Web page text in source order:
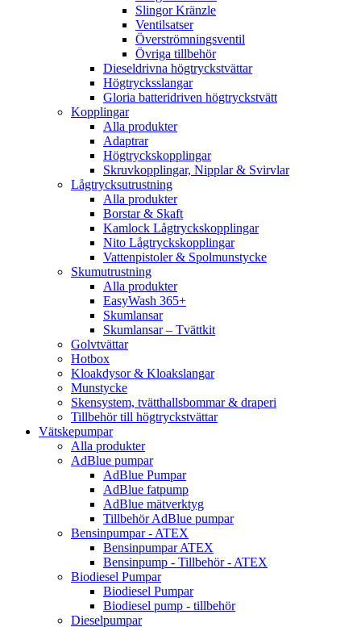
Slingor Kränzle
Ventilsatser
Överströmningsventil
Övriga tillbehör
Dieseldrivna högtryckstvättar
Högtrycksslangar
Gloria batteridriven högtryckstvätt
Kopplingar
Alla produkter
Adaptrar
Högtryckskopplingar
Skruvkopplingar, Nipplar & Svirvlar
Lågtrycksutrustning
Alla produkter
Borstar & Skaft
Kamlock Lågtryckskopplingar
Nito Lågtryckskopplingar
Vattenpistoler & Spolmunstycke
Skumutrustning
Alla produkter
EasyWash 365+
Skumlansar
Skumlansar – Tvättkit
Golvtvättar
Hotbox
Kloakdysor & Kloakslangar
Munstycke
Skensystem, tvätthallsbommar & draperi
Tillbehör till högtryckstvättar
Vätskepumpar
Alla produkter
AdBlue pumpar
AdBlue Pumpar
AdBlue fatpump
AdBlue mätverktyg
Tillbehör AdBlue pumpar
Bensinpumpar - ATEX
Bensinpumpar ATEX
Bensinpump - Tillbehör - ATEX
Biodiesel Pumpar
Biodiesel Pumpar
Biodiesel pump - tillbehör
Dieselpumpar